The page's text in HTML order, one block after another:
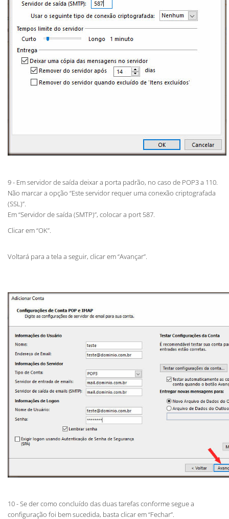
9 - Em servidor de saída deixar a porta padrão, no caso de POP3 a 110.
Não marcar a opção “Este servidor requer uma conexão criptografada
(SSL)”.
Em “Servidor de saída (SMTP)”, colocar a port 587.
Clicar em “OK”.
Voltará para a tela a seguir, clicar em “Avançar”.
10 - Se der como concluído das duas tarefas conforme segue a
configuração foi bem sucedida, basta clicar em “Fechar”.